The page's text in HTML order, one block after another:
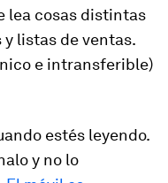
lea cosas distintas
y listas de ventas.
e intransferible)
estés leyendo.
y no lo